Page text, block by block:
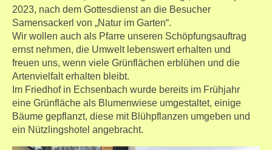
2023, nach dem Gottesdienst an die Besucher
Samensackerl von „Natur im Garten“.
Wir wollen auch als Pfarre unseren Schöpfungsauftrag
ernst nehmen, die Umwelt lebenswert erhalten und
freuen uns, wenn viele Grünflächen erblühen und die
Artenvielfalt erhalten bleibt.
Im Friedhof in Echsenbach wurde bereits im Frühjahr
eine Grünfläche als Blumenwiese umgestaltet, einige
Bäume gepflanzt, diese mit Blühpflanzen umgeben und
ein Nützlingshotel angebracht.